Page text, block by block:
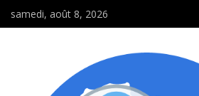
samedi, août 8, 2026